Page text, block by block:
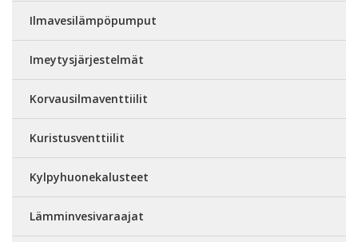
Ilmavesilämpöpumput
Imeytysjärjestelmät
Korvausilmaventtiilit
Kuristusventtiilit
Kylpyhuonekalusteet
Lämminvesivaraajat